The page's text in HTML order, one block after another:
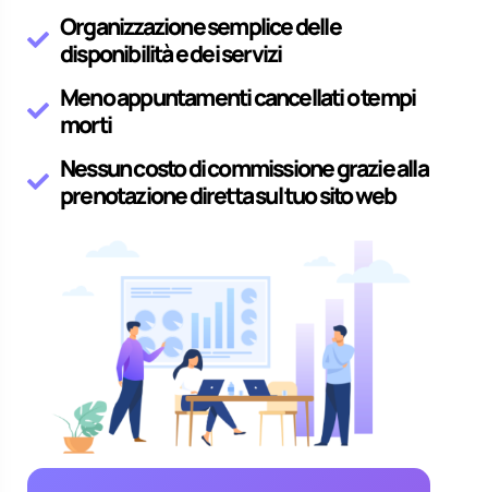
Organizzazione semplice delle
disponibilità e dei servizi
Meno appuntamenti cancellati o tempi
morti
Nessun costo di commissione grazie alla
prenotazione diretta sul tuo sito web